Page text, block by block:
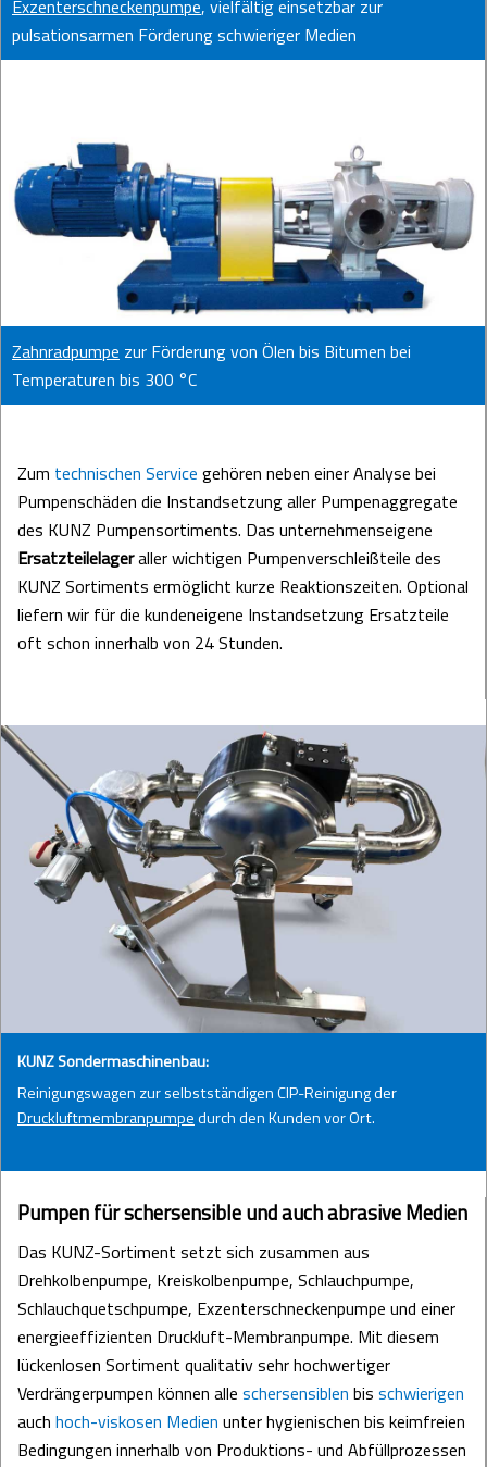
Exzenterschneckenpumpe, vielfältig einsetzbar zur
pulsationsarmen Förderung schwieriger Medien
Zahnradpumpe zur Förderung von Ölen bis Bitumen bei
Temperaturen bis 300 °C
Zum technischen Service gehören neben einer Analyse bei
Pumpenschäden die Instandsetzung aller Pumpenaggregate
des KUNZ Pumpensortiments. Das unternehmenseigene
Ersatzteilelageraller wichtigen Pumpenverschleißteile des
KUNZ Sortiments ermöglicht kurze Reaktionszeiten. Optional
liefern wir für die kundeneigene Instandsetzung Ersatzteile
oft schon innerhalb von 24 Stunden.
KUNZ Sondermaschinenbau:
Reinigungswagen zur selbstständigen CIP-Reinigung der
Druckluftmembranpumpedurch den Kunden vor Ort.
Pumpen für schersensible und auch abrasive Medien
Das KUNZ-Sortiment setzt sich zusammen aus
Drehkolbenpumpe, Kreiskolbenpumpe, Schlauchpumpe,
Schlauchquetschpumpe, Exzenterschneckenpumpe und einer
energieeffizienten Druckluft-Membranpumpe. Mit diesem
lückenlosen Sortiment qualitativ sehr hochwertiger
Verdrängerpumpen können alle schersensiblen bis schwierigen
auch hoch-viskosen Medien unter hygienischen bis keimfreien
Bedingungen innerhalb von Produktions- und Abfüllprozessen